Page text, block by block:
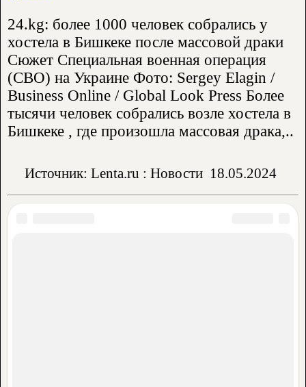
24.kg: более 1000 человек собрались у
хостела в Бишкеке после массовой драки
Сюжет Специальная военная операция
(СВО) на Украине Фото: Sergey Elagin /
Business Online / Global Look Press Более
тысячи человек собрались возле хостела в
Бишкеке , где произошла массовая драка,..
Источник: Lenta.ru : Новости 18.05.2024